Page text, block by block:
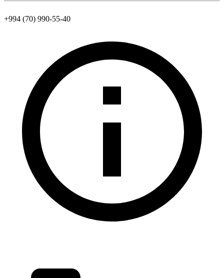
+994 (70) 990-55-40